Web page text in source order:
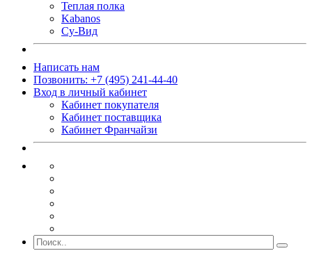
Теплая полка
Kabanos
Су-Вид
Написать нам
Позвонить: +7 (495) 241-44-40
Вход в личный кабинет
Кабинет покупателя
Кабинет поставщика
Кабинет Франчайзи